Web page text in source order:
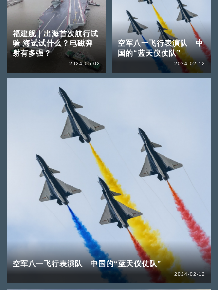
福建舰｜出海首次航行试
验 海试试什么？电磁弹
射有多强？
2024-05-02
空军八一飞行表演队 中
国的“蓝天仪仗队”
2024-02-12
空军八一飞行表演队 中国的“蓝天仪仗队”
2024-02-12